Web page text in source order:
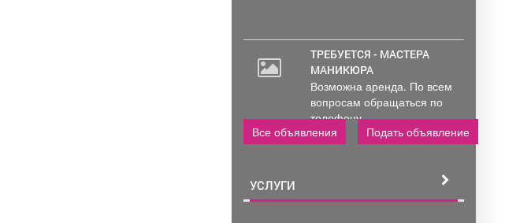
ТРЕБУЕТСЯ - МАСТЕРА
МАНИКЮРА
Возможна аренда. По всем
вопросам обращаться по
телефону..
Все объявления
Подать объявление
УСЛУГИ